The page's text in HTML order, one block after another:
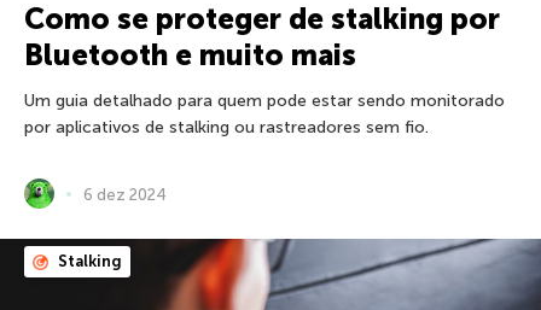
Como se proteger de stalking por
Bluetooth e muito mais
Um guia detalhado para quem pode estar sendo monitorado
por aplicativos de stalking ou rastreadores sem fio.
6 dez 2024
Stalking